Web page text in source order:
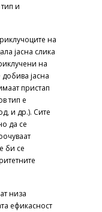
и
на
јасна слика
на
јасна
пристап
тип е
и др.). Сите
да се
би се
низа
ефикасност